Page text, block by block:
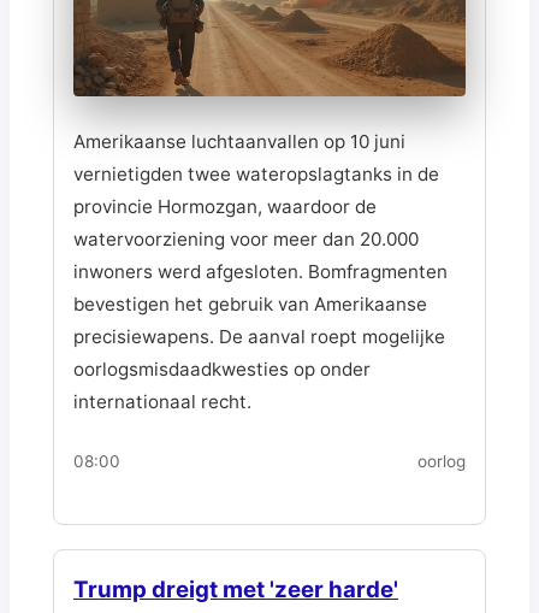
Amerikaanse luchtaanvallen op 10 juni
vernietigden twee wateropslagtanks in de
provincie Hormozgan, waardoor de
watervoorziening voor meer dan 20.000
inwoners werd afgesloten. Bomfragmenten
bevestigen het gebruik van Amerikaanse
precisiewapens. De aanval roept mogelijke
oorlogsmisdaadkwesties op onder
internationaal recht.
08:00 oorlog
Trump dreigt met 'zeer harde'